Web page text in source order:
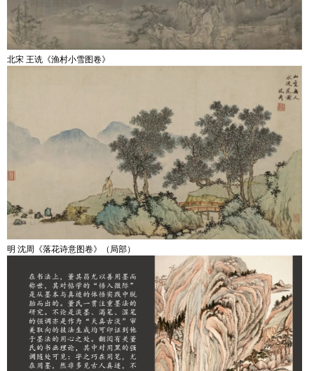
北宋 王诜《渔村小雪图卷》
明 沈周《落花诗意图卷》（局部）